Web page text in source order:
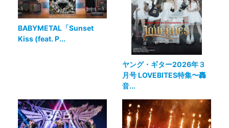
BABYMETAL「Sunset
Kiss (feat. P...
ヤング・ギター2026年３
月号 LOVEBITES特集〜轟
音...